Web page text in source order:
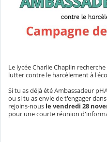
Le lycée Charlie Chaplin
lutter contre le harcèlement à
Si tu as déjà été Ambassadeur
ou si tu as envie de t'engager
rejoins-nous le vendredi 28
pour une courte réunion